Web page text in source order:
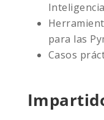
para las
Casos